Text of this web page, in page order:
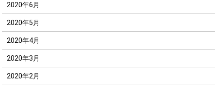
2020年6月
2020年5月
2020年4月
2020年3月
2020年2月